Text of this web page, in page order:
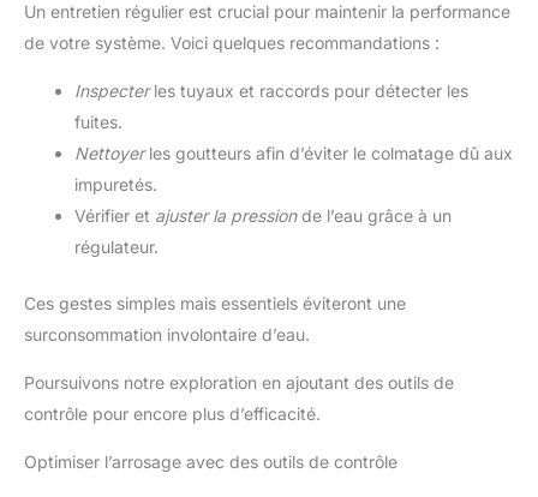
Un entretien régulier est crucial pour maintenir la performance
de votre système. Voici quelques recommandations :
Inspecterles tuyaux et raccords pour détecter les
fuites.
Nettoyerles goutteurs afin d’éviter le colmatage dû aux
impuretés.
Vérifier et ajuster la pressionde l’eau grâce à un
régulateur.
Ces gestes simples mais essentiels éviteront une
surconsommation involontaire d’eau.
Poursuivons notre exploration en ajoutant des outils de
contrôle pour encore plus d’efficacité.
Optimiser l’arrosage avec des outils de contrôle